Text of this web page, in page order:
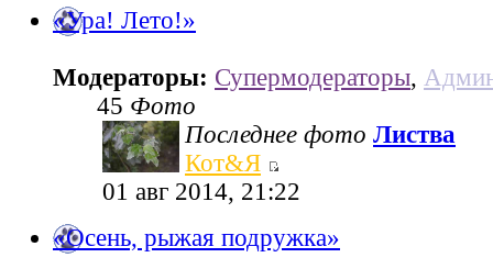
«Ура! Лето!»
Модераторы: Супермодераторы,
45 Фото
Последнее фото Листва
Кот&Я
01 авг 2014, 21:22
«Осень, рыжая подружка»